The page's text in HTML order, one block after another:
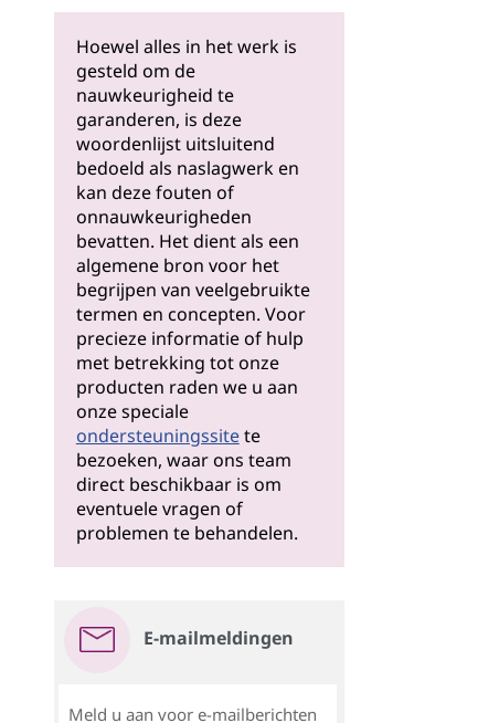
Hoewel alles in het werk is
gesteld om de
nauwkeurigheid te
garanderen, is deze
woordenlijst uitsluitend
bedoeld als naslagwerk en
kan deze fouten of
onnauwkeurigheden
bevatten. Het dient als een
algemene bron voor het
begrijpen van veelgebruikte
termen en concepten. Voor
precieze informatie of hulp
met betrekking tot onze
producten raden we u aan
onze speciale
ondersteuningssitete
bezoeken, waar ons team
direct beschikbaar is om
eventuele vragen of
problemen te behandelen.
E-mailmeldingen
Meld u aan voor e-mailberichten